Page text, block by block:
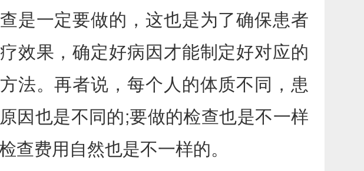
是一定要做的，这也是为了确保患者
效果，确定好病因才能制定好对应的
法。再者说，每个人的体质不同，患
因也是不同的;要做的检查也是不一样
查费用自然也是不一样的。